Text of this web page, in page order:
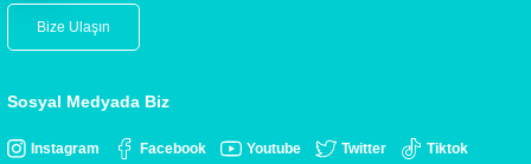
Bize Ulaşın
Sosyal Medyada Biz
Instagram Facebook Youtube Twitter Tiktok